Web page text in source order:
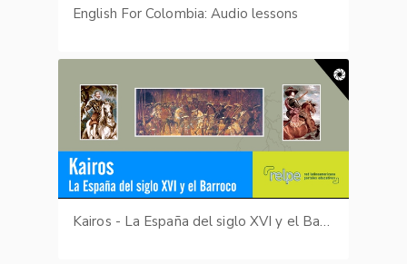
English For Colombia: Audio lessons
Kairos - La España del siglo XVI y el Barroco